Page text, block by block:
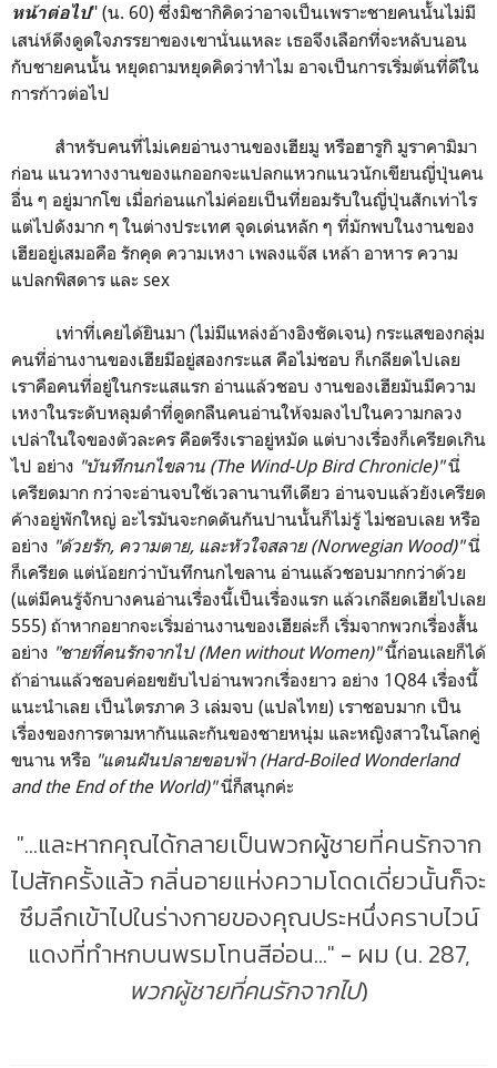
หน้าต่อไป" (น. 60) ซึ่งมิซากิคิดว่าอาจเป็นเพราะชายคนนั้นไม่มี
เสน่ห์ดึงดูดใจภรรยาของเขานั่นแหละ เธอจึงเลือกที่จะหลับนอน
กับชายคนนั้น หยุดถามหยุดคิดว่าทำไม อาจเป็นการเริ่มต้นที่ดีใน
การก้าวต่อไป
สำหรับคนที่ไม่เคยอ่านงานของเฮียมู หรือฮารูกิ มูราคามิมา
ก่อน แนวทางงานของแกออกจะแปลกแหวกแนวนักเขียนญี่ปุ่นคน
อื่น ๆ อยู่มากโข เมื่อก่อนแกไม่ค่อยเป็นที่ยอมรับในญี่ปุ่นสักเท่าไร
แต่ไปดังมาก ๆ ในต่างประเทศ จุดเด่นหลัก ๆ ที่มักพบในงานของ
เฮียอยู่เสมอคือ รักคุด ความเหงา เพลงแจ๊ส เหล้า อาหาร ความ
แปลกพิสดาร และ sex
เท่าที่เคยได้ยินมา (ไม่มีแหล่งอ้างอิงชัดเจน) กระแสของกลุ่ม
คนที่อ่านงานของเฮียมีอยู่สองกระแส คือไม่ชอบ ก็เกลียดไปเลย
เราคือคนที่อยู่ในกระแสแรก อ่านแล้วชอบ งานของเฮียมันมีความ
เหงาในระดับหลุมดำที่ดูดกลืนคนอ่านให้จมลงไปในความกลวง
เปล่าในใจของตัวละคร คือตรึงเราอยู่หมัด แต่บางเรื่องก็เครียดเกิน
ไป อย่าง "บันทึกนกไขลาน (The Wind-Up Bird Chronicle)"นี่
เครียดมาก กว่าจะอ่านจบใช้เวลานานทีเดียว อ่านจบแล้วยังเครียด
ค้างอยู่พักใหญ่ อะไรมันจะกดดันกันปานนั้นก็ไม่รู้ ไม่ชอบเลย หรือ
อย่าง "ด้วยรัก, ความตาย, และหัวใจสลาย (Norwegian Wood)"นี่
ก็เครียด แต่น้อยกว่าบันทึกนกไขลาน อ่านแล้วชอบมากกว่าด้วย
(แต่มีคนรู้จักบางคนอ่านเรื่องนี้เป็นเรื่องแรก แล้วเกลียดเฮียไปเลย
555) ถ้าหากอยากจะเริ่มอ่านงานของเฮียล่ะก็ เริ่มจากพวกเรื่องสั้น
อย่าง "ชายที่คนรักจากไป (Men without Women)"นี้ก่อนเลยก็ได้
ถ้าอ่านแล้วชอบค่อยขยับไปอ่านพวกเรื่องยาว อย่าง 1Q84 เรื่องนี้
แนะนำเลย เป็นไตรภาค 3 เล่มจบ (แปลไทย) เราชอบมาก เป็น
เรื่องของการตามหากันและกันของชายหนุ่ม และหญิงสาวในโลกคู่
ขนาน หรือ "แดนฝันปลายขอบฟ้า (Hard-Boiled Wonderland
and the End of the World)"นี่ก็สนุกค่ะ
"...และหากคุณได้กลายเป็นพวกผู้ชายที่คนรักจาก
ไปสักครั้งแล้ว กลิ่นอายแห่งความโดดเดี่ยวนั้นก็จะ
ซึมลึกเข้าไปในร่างกายของคุณประหนึ่งคราบไวน์
แดงที่ทำหกบนพรมโทนสีอ่อน..." - ผม (น. 287,
พวกผู้ชายที่คนรักจากไป)